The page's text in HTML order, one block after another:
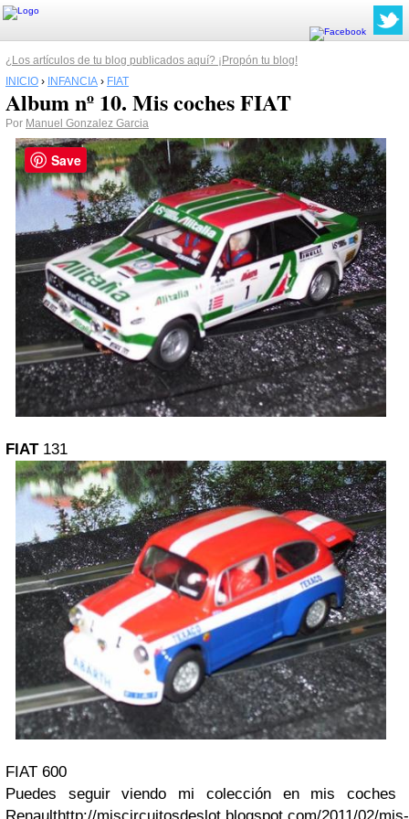
¿Los artículos de tu blog publicados aquí? ¡Propón tu blog!
INICIO › INFANCIA › FIAT
Album nº 10. Mis coches FIAT
Por Manuel Gonzalez Garcia
FIAT131
FIAT 600
Puedes seguir viendo mi colección en mis coches
Save